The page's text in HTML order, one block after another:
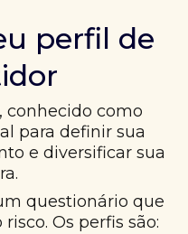
perfil de
conhecido como
para definir sua
e diversificar sua
questionário que
Os perfis são: